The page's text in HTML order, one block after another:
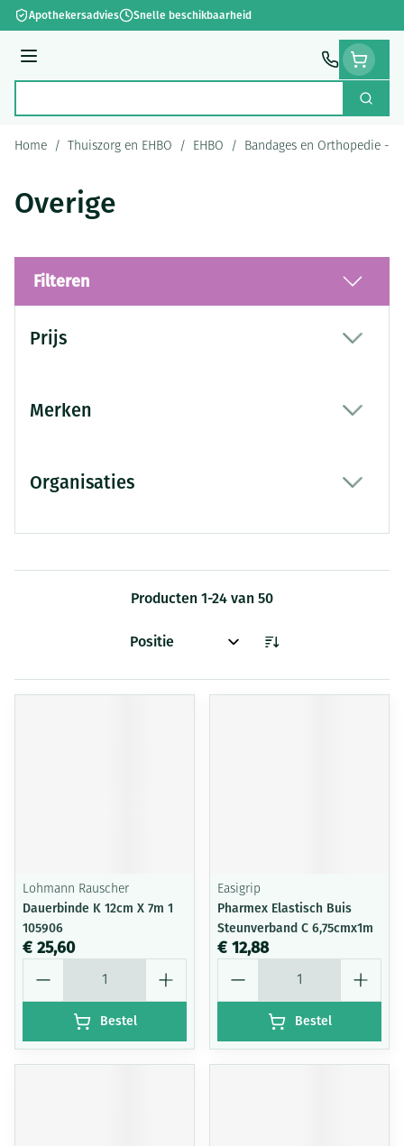
Ga naar de inhoud
Apothekersadvies Snelle beschikbaarheid
Menu
Zoek
Home / Thuiszorg en EHBO / EHBO / Bandages en Orthopedie -
Overige
Filteren
Prijs
Merken
Organisaties
Producten 1-24 van 50
Sorteer op:
Lohmann Rauscher
Dauerbinde K 12cm X 7m 1
105906
€ 25,60
Bestel
Easigrip
Pharmex Elastisch Buis
Steunverband C 6,75cmx1m
€ 12,88
Bestel